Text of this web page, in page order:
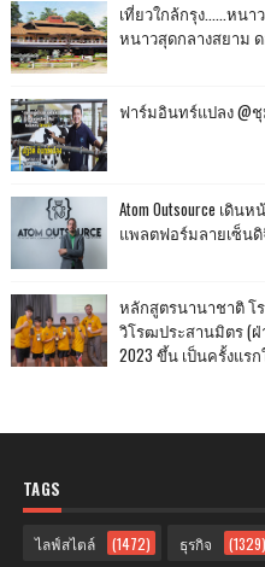
เที่ยวใกล้กรุง......หน
หนาวสุดกลางสยาม
ฟาร์มอินทร์แปลง @
Atom Outsource เดิน
แพลตฟอร์มลายเซ็น
หลักสูตรนานาชาติ โ
วิโรฒประสานมิตร (ฝ่า
2023 ขึ้น เป็นครั้งแร
TAGS
ไลฟ์สไตล์ (1472) ธุรกิจ (1329)